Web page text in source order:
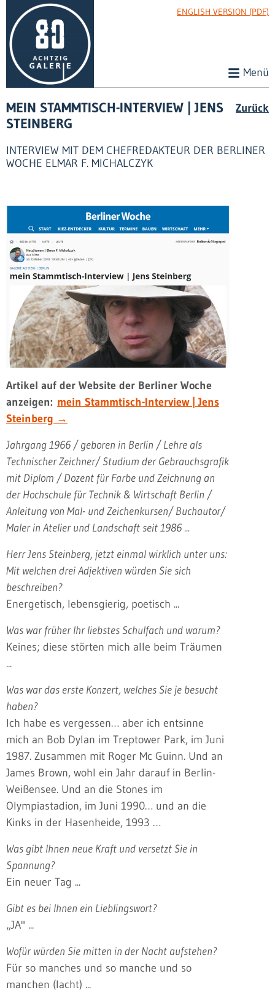
ENGLISH VERSION (PDF)
Menü
MEIN STAMMTISCH-INTERVIEW | JENS
STEINBERG
INTERVIEW MIT DEM CHEFREDAKTEUR DER BERLINER
WOCHE ELMAR F. MICHALCZYK
Artikel auf der Website der Berliner Woche
anzeigen: mein Stammtisch-Interview | Jens
Steinberg →
Jahrgang 1966 / geboren in Berlin / Lehre als
Technischer Zeichner/ Studium der Gebrauchsgrafik
mit Diplom / Dozent für Farbe und Zeichnung an
der Hochschule für Technik & Wirtschaft Berlin /
Anleitung von Mal- und Zeichenkursen/ Buchautor/
Maler in Atelier und Landschaft seit 1986 ...
Herr Jens Steinberg, jetzt einmal wirklich unter uns:
Mit welchen drei Adjektiven würden Sie sich
beschreiben?
Energetisch, lebensgierig, poetisch ...
Was war früher Ihr liebstes Schulfach und warum?
Keines; diese störten mich alle beim Träumen
...
Was war das erste Konzert, welches Sie je besucht
haben?
Ich habe es vergessen… aber ich entsinne
mich an Bob Dylan im Treptower Park, im Juni
1987. Zusammen mit Roger Mc Guinn. Und an
James Brown, wohl ein Jahr darauf in Berlin-
Weißensee. Und an die Stones im
Olympiastadion, im Juni 1990… und an die
Kinks in der Hasenheide, 1993 …
Was gibt Ihnen neue Kraft und versetzt Sie in
Spannung?
Ein neuer Tag ...
Gibt es bei Ihnen ein Lieblingswort?
„JA" ...
Wofür würden Sie mitten in der Nacht aufstehen?
Für so manches und so manche und so
manchen (lacht) ...
Zurück